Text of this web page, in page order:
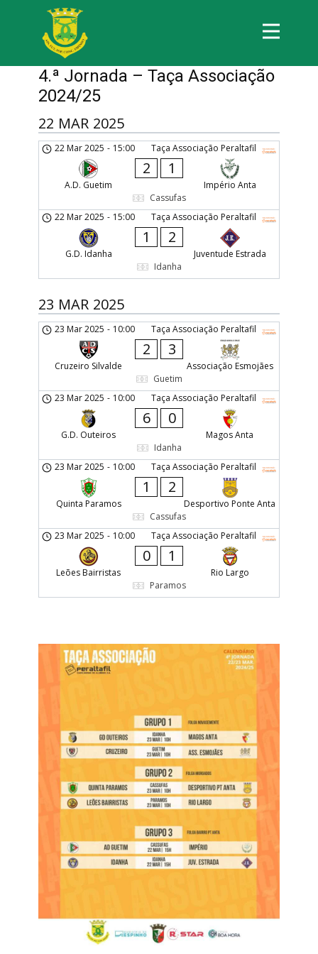
4.ª Jornada – Taça Associação
2024/25
22 MAR 2025
Taça Associação Peraltafil
22 Mar 2025 - 15:00
A.D. Guetim
2 1
Império Anta
Cassufas
Taça Associação Peraltafil
22 Mar 2025 - 15:00
G.D. Idanha
1 2
Juventude Estrada
Idanha
23 MAR 2025
Taça Associação Peraltafil
23 Mar 2025 - 10:00
Cruzeiro Silvalde
2 3
Associação Esmojães
Guetim
Taça Associação Peraltafil
23 Mar 2025 - 10:00
G.D. Outeiros
6 0
Magos Anta
Idanha
Taça Associação Peraltafil
23 Mar 2025 - 10:00
Quinta Paramos
1 2
Desportivo Ponte Anta
Cassufas
Taça Associação Peraltafil
23 Mar 2025 - 10:00
Leões Bairristas
0 1
Rio Largo
Paramos